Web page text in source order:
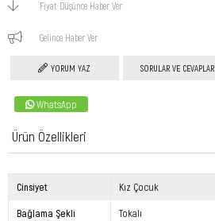
Fiyat Düşünce Haber Ver
Gelince Haber Ver
YORUM YAZ SORULAR VE CEVAPLAR
WhatsApp
Ürün Özellikleri
Cinsiyet Kız Çocuk
Bağlama Şekli Tokalı